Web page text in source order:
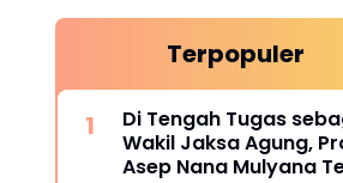
Terpopuler
Di Tengah Tugas
Wakil Jaksa Agung,
Asep Nana Mulyana